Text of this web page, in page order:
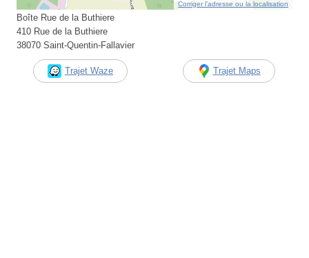
Corriger l’adresse ou la localisation
Boîte Rue de la Buthiere
410 Rue de la Buthiere
38070 Saint-Quentin-Fallavier
Trajet Waze Trajet Maps